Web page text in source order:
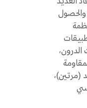
(مرتين)،